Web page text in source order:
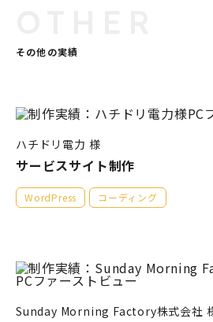
その他の実績
ハチドリ電⼒ 様
サービスサイト制作
WordPress コーディング
Sunday Morning Factory株式会社